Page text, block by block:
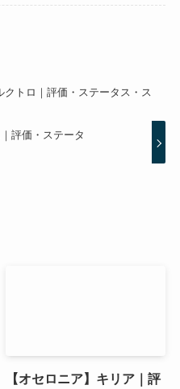
クトロ｜評価・ステータス・ス
評価・ステータ
【オセロニア】キリア｜評